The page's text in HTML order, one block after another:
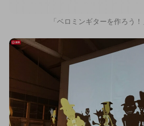
「ベロミンギターを作ろう